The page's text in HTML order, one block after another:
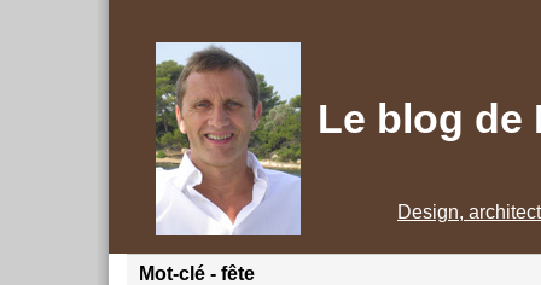
Le blog de
Design,
Mot-clé - fête